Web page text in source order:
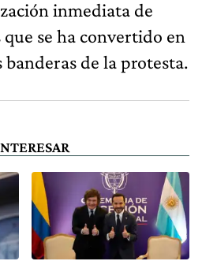
inmediata de
se ha convertido en
de la protesta.